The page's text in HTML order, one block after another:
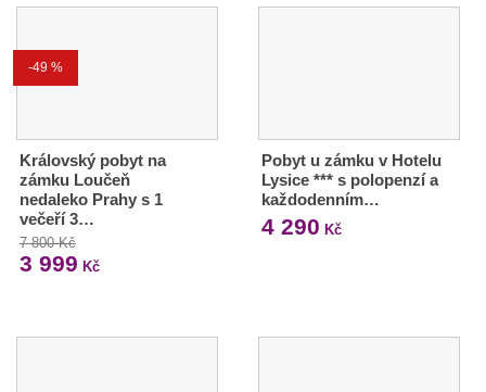
-49 %
Královský pobyt na
zámku Loučeň
nedaleko Prahy s 1
večeří 3…
7 800 Kč
3 999 Kč
Pobyt u zámku v Hotelu
Lysice *** s polopenzí a
každodenním…
4 290 Kč